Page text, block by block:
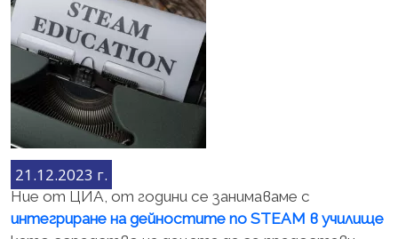
21.12.2023 г.
Ние от ЦИА, от години се занимаваме с
интегриране на дейностите по STEAM в училище